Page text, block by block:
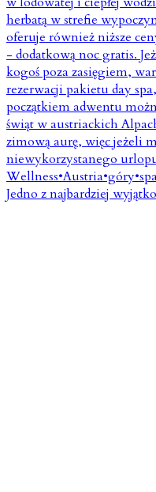
Jedno z najbardziej